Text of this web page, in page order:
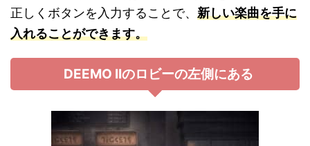
正しくボタンを入力することで、 新しい楽曲を手に
入れることができます。
DEEMO IIのロビーの左側にある